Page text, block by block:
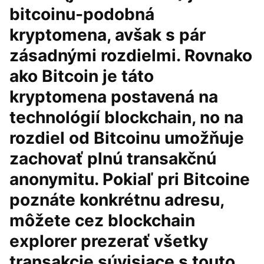
bitcoinu-podobná
kryptomena, avšak s pár
zásadnými rozdielmi. Rovnako
ako Bitcoin je táto
kryptomena postavená na
technológií blockchain, no na
rozdiel od Bitcoinu umožňuje
zachovať plnú transakčnú
anonymitu. Pokiaľ pri Bitcoine
poznáte konkrétnu adresu,
môžete cez blockchain
explorer prezerať všetky